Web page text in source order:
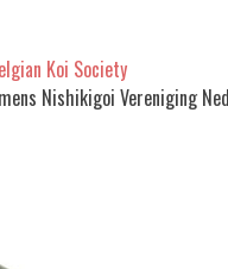
Koi Society
Nishikigoi Vereniging